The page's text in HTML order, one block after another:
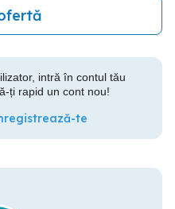
intră în contul tău
ți rapid un cont nou!
te